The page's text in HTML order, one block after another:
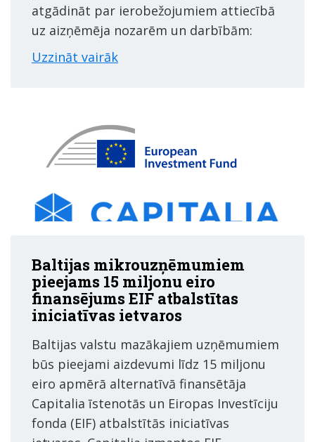
atgādināt par ierobežojumiem attiecībā
uz aizņēmēja nozarēm un darbībām:
Uzzināt vairāk
Baltijas mikrouzņēmumiem
pieejams 15 miljonu eiro
finansējums EIF atbalstītas
iniciatīvas ietvaros
Baltijas valstu mazākajiem uzņēmumiem
būs pieejami aizdevumi līdz 15 miljonu
eiro apmērā alternatīvā finansētāja
Capitalia īstenotās un Eiropas Investīciju
fonda (EIF) atbalstītās iniciatīvas